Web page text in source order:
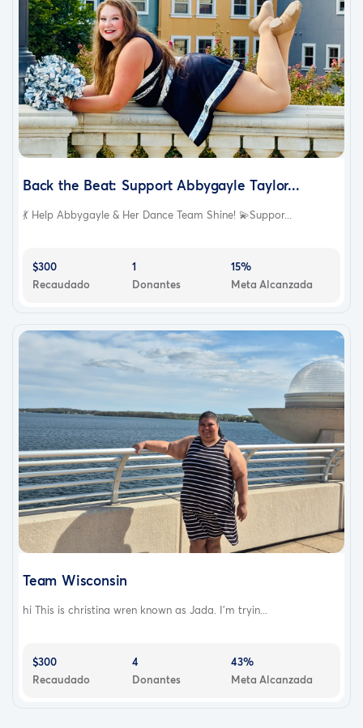
Back the Beat: Support Abbygayle Taylor...
💃 Help Abbygayle & Her Dance Team Shine! 💫Suppor...
$300
Recaudado
1
Donantes
15%
Meta Alcanzada
Team Wisconsin
hi This is christina wren known as Jada. I’m tryin...
$300
Recaudado
4
Donantes
43%
Meta Alcanzada